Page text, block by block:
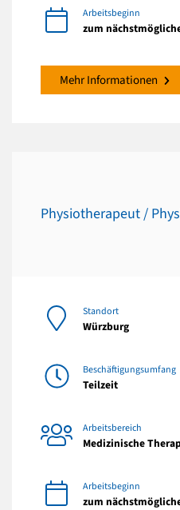
Arbeitsbeginn
zum
Mehr Informationen
Physiotherapeut /
Standort
Würzburg
Beschäftigungsumfang
Teilzeit
Arbeitsbereich
Medizinische
Arbeitsbeginn
zum